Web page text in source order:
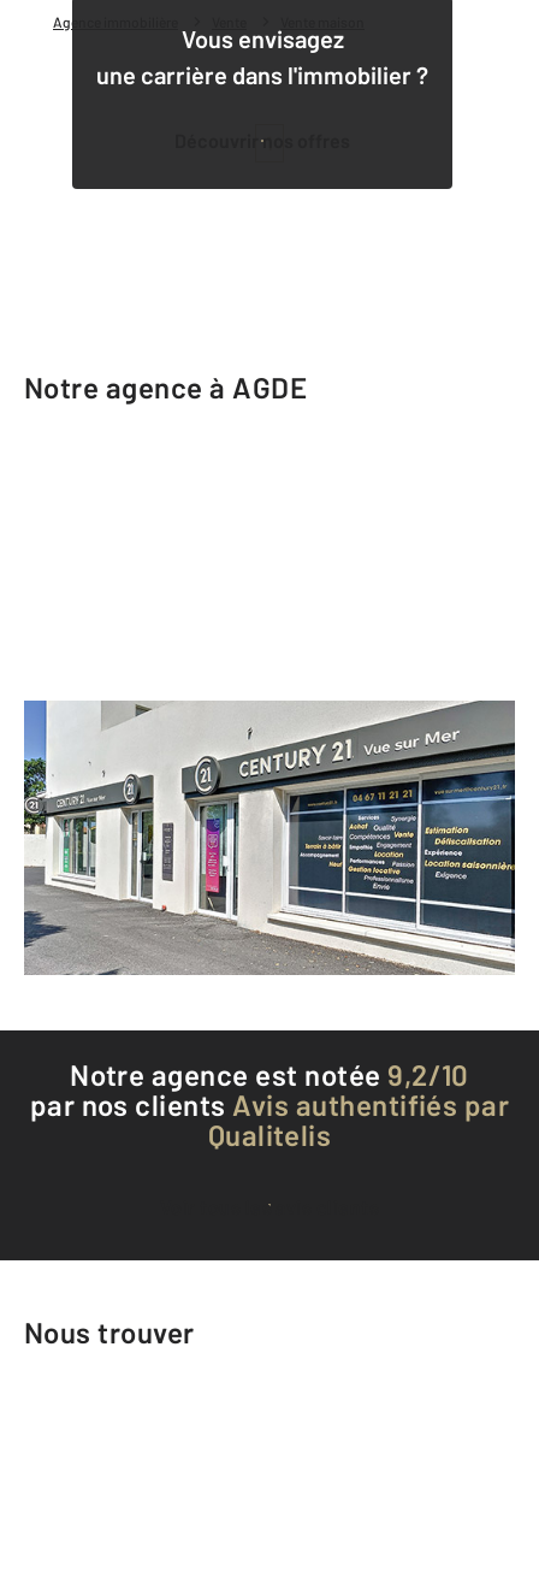
Agence immobilière
Vous envisagez
une carrière dans l'immobilier ?
Découvrir nos offres
Notre agence à AGDE
CENTURY 21 Vue sur Mer
15 rue de l'Oliveraie
AGDE - 34300
Envoyer un message
Téléphoner à l'agence
Notre agence est notée 9,2/10
par nos clients Avis authentifiés par
Qualitelis
Voir tous les avis clients
Nous trouver